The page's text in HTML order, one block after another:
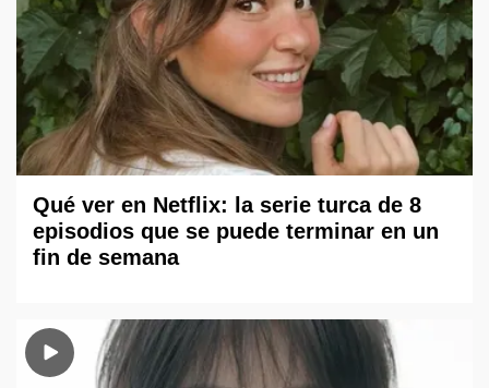
Qué ver en Netflix: la serie turca de 8
episodios que se puede terminar en un
fin de semana